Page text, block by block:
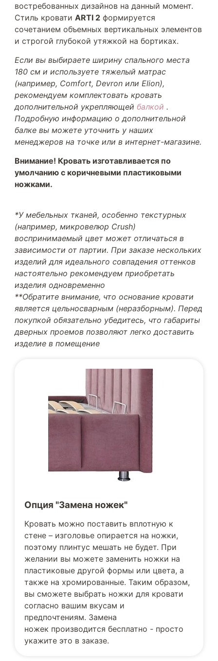
востребованных дизайнов на данный момент.
Стиль кровати ARTI 2 формируется
сочетанием объемных вертикальных элементов
и строгой глубокой утяжкой на бортиках.
Если вы выбираете ширину спального места
180 см и используете тяжелый матрас
(например, Comfort, Devron или Elion),
рекомендуем комплектовать кровать
дополнительной укрепляющей балкой .
Подробную информацию о дополнительной
балке вы можете уточнить у наших
менеджеров на точке или в интернет-магазине.
Внимание! Кровать изготавливается по
умолчанию с коричневыми пластиковыми
ножками.
*У мебельных тканей, особенно текстурных
(например, микровелюр Crush)
воспринимаемый цвет может отличаться в
зависимости от партии. При заказе нескольких
изделий для идеального совпадения оттенков
настоятельно рекомендуем приобретать
изделия одновременно
**Обратите внимание, что основание кровати
является цельносварным (неразборным). Перед
покупкой обязательно убедитесь, что габариты
дверных проемов позволяют легко доставить
изделие в помещение
Опция "Замена ножек"
Кровать можно поставить вплотную к
стене – изголовье опирается на ножки,
поэтому плинтус мешать не будет. При
желании вы можете заменить ножки на
пластиковые другой формы или цвета, а
также на хромированные. Таким образом,
вы сможете выбрать ножки для кровати
согласно вашим вкусам и
предпочтениям. Замена
ножек производится бесплатно - просто
укажите это в заказе.